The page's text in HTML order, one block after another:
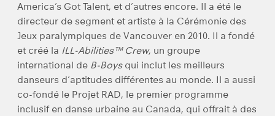
America’s Got Talent, et d’autres encore. Il a été le
directeur de segment et artiste à la Cérémonie des
Jeux paralympiques de Vancouver en 2010. Il a fondé
et créé la ILL-Abilities™ Crew, un groupe
international de B-Boysqui inclut les meilleurs
danseurs d’aptitudes différentes au monde. Il a aussi
co-fondé le Projet RAD, le premier programme
inclusif en danse urbaine au Canada, qui offrait à des